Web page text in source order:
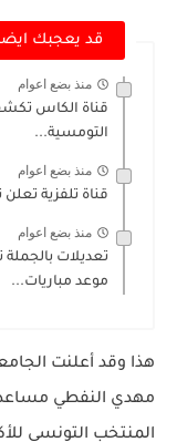
قد يعجبك
منذ بضع اعوام
التومسية...
منذ بضع اعوام
قناة تلفزية
منذ بضع اعوام
تعديلات بالجملة
موعد مباريات...
هذا وقد أعلنت
مهدي النفطي
المنتخب التونسي